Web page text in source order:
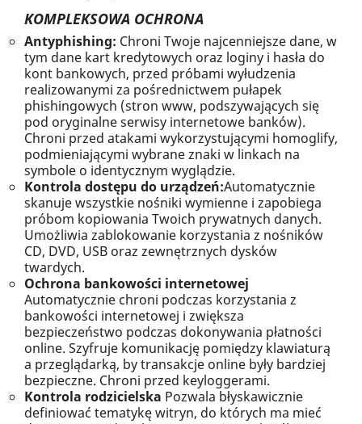
KOMPLEKSOWA OCHRONA
Antyphishing: Chroni Twoje najcenniejsze dane, w
tym dane kart kredytowych oraz loginy i hasła do
kont bankowych, przed próbami wyłudzenia
realizowanymi za pośrednictwem pułapek
phishingowych (stron www, podszywających się
pod oryginalne serwisy internetowe banków).
Chroni przed atakami wykorzystującymi homoglify,
podmieniającymi wybrane znaki w linkach na
symbole o identycznym wyglądzie.
Kontrola dostępu do urządzeń:Automatycznie
skanuje wszystkie nośniki wymienne i zapobiega
próbom kopiowania Twoich prywatnych danych.
Umożliwia zablokowanie korzystania z nośników
CD, DVD, USB oraz zewnętrznych dysków
twardych.
Ochrona bankowości internetowej
Automatycznie chroni podczas korzystania z
bankowości internetowej i zwiększa
bezpieczeństwo podczas dokonywania płatności
online. Szyfruje komunikację pomiędzy klawiaturą
a przeglądarką, by transakcje online były bardziej
bezpieczne. Chroni przed keyloggerami.
Kontrola rodzicielska Pozwala błyskawicznie
definiować tematykę witryn, do których ma mieć